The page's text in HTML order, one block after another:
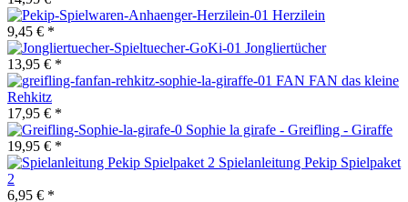
Herzilein
9,45 € *
Jongliertücher
13,95 € *
FAN FAN das kleine
Rehkitz
17,95 € *
Sophie la girafe - Greifling - Giraffe
19,95 € *
Spielanleitung Pekip Spielpaket
2
6,95 € *